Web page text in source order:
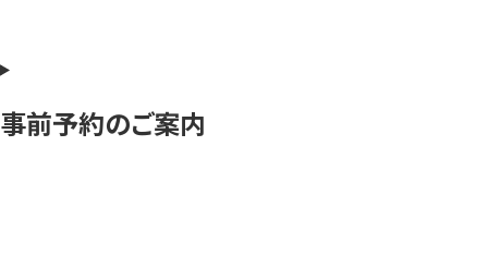
事前予約のご案内